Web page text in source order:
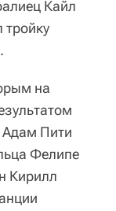
Кайл
тройку
на
Адам Пити
Фелипе
Кирилл